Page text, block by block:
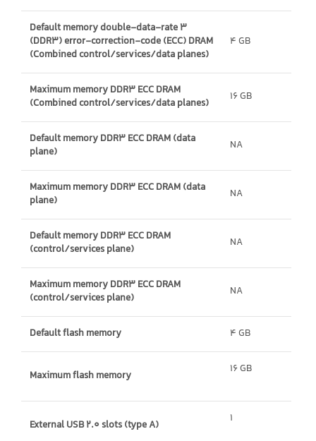
Default memory double-data-rate 3
(DDR3) error-correction-code (ECC) DRAM
(Combined control/services/data planes)
4 GB
Maximum memory DDR3 ECC DRAM
(Combined control/services/data planes)
16 GB
Default memory DDR3 ECC DRAM (data
plane)
NA
Maximum memory DDR3 ECC DRAM (data
plane)
NA
Default memory DDR3 ECC DRAM
(control/services plane)
NA
Maximum memory DDR3 ECC DRAM
(control/services plane)
NA
Default flash memory 4 GB
Maximum flash memory 16 GB
External USB 2.0 slots (type A) 1